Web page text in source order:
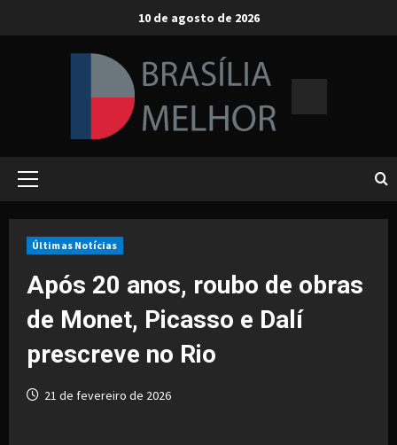
10 de agosto de 2026
Primary
Últimas Notícias
Após 20 anos, roubo de obras
de Monet, Picasso e Dalí
prescreve no Rio
21 de fevereiro de 2026